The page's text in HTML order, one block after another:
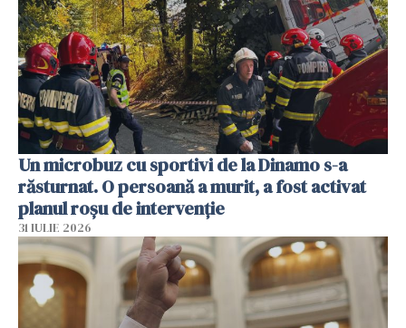
Un microbuz cu sportivi de la Dinamo s-a
răsturnat. O persoană a murit, a fost activat
planul roșu de intervenție
31 IULIE 2026